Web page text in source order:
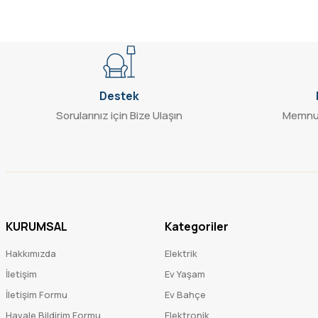
Destek
Sorularınız için Bize Ulaşın
KURUMSAL
Hakkımızda
İletişim
İletişim Formu
Havale Bildirim Formu
Kategoriler
Elektrik
Ev Yaşam
Ev Bahçe
Elektronik